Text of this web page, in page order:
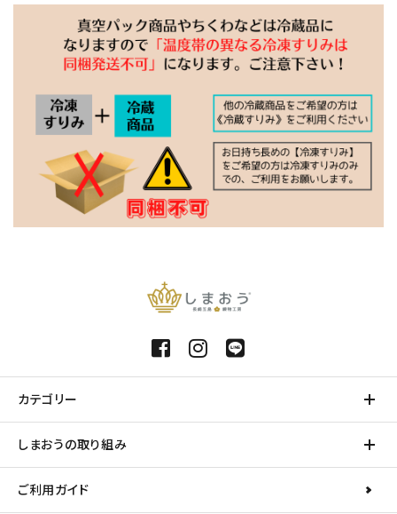
カテゴリー
しまおうの取り組み
ご利用ガイド